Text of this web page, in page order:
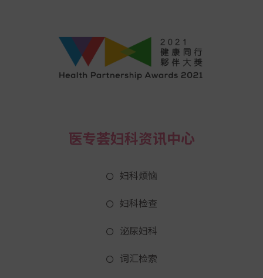
医专荟妇科资讯中心
妇科烦恼
妇科检查
泌尿妇科
词汇检索